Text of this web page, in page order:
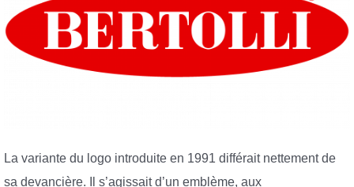
La variante du logo introduite en 1991 différait nettement de
sa devancière. Il s’agissait d’un emblème, aux